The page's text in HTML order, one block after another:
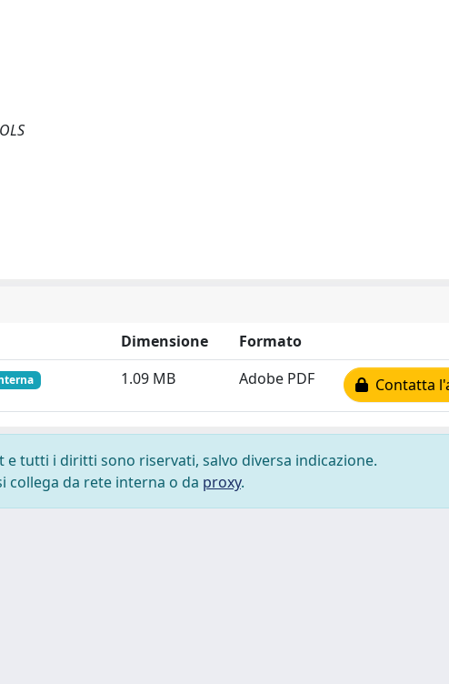
Dimensione
Formato
1.09 MB Adobe PDF Contatta
tutti i diritti sono riservati, salvo diversa indicazione.
collega da rete interna o da proxy.